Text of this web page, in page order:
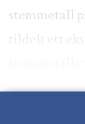
stemmetall